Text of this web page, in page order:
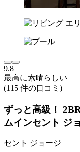
9.8
最高に素晴らしい
(115 件の口コミ)
ずっと高級！
ムインセント ジ
セント ジョージ